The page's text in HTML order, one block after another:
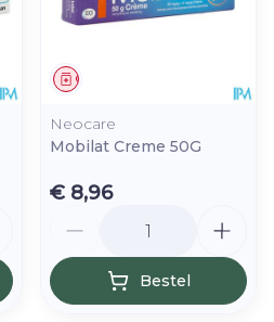
Geneesmiddel
Neocare
Mobilat Creme 50G
€ 8,96
Bestel